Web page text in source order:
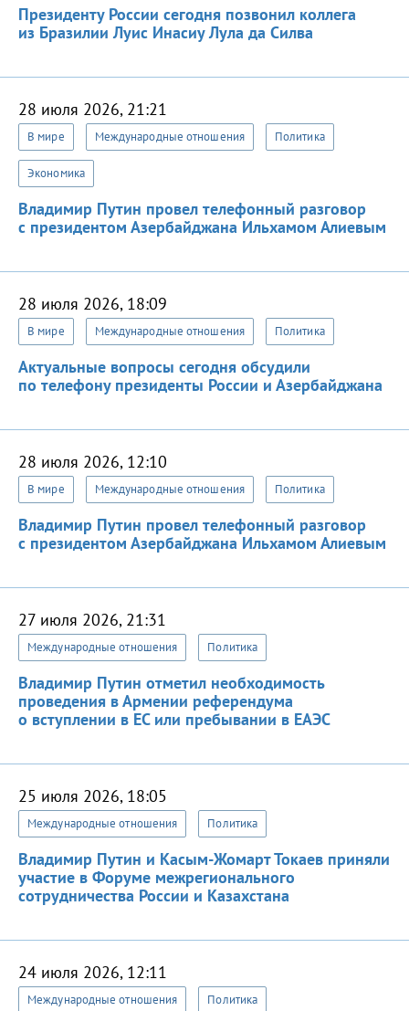
Президенту России сегодня позвонил коллега
из Бразилии Луис Инасиу Лула да Силва
28 июля 2026, 21:21
В мире Международные отношения Политика
Экономика
Владимир Путин провел телефонный разговор
с президентом Азербайджана Ильхамом Алиевым
28 июля 2026, 18:09
В мире Международные отношения Политика
Актуальные вопросы сегодня обсудили
по телефону президенты России и Азербайджана
28 июля 2026, 12:10
В мире Международные отношения Политика
Владимир Путин провел телефонный разговор
с президентом Азербайджана Ильхамом Алиевым
27 июля 2026, 21:31
Международные отношения Политика
Владимир Путин отметил необходимость
проведения в Армении референдума
о вступлении в ЕС или пребывании в ЕАЭС
25 июля 2026, 18:05
Международные отношения Политика
Владимир Путин и Касым-Жомарт Токаев приняли
участие в Форуме межрегионального
сотрудничества России и Казахстана
24 июля 2026, 12:11
Международные отношения Политика